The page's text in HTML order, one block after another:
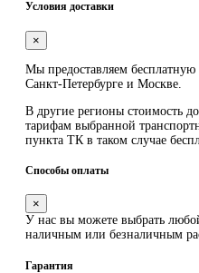
Условия доставки
×
Мы предоставляем бесплатную
Санкт-Петербурге и Москве.
В другие регионы стоимость
тарифам выбранной
пункта ТК в таком случае
Способы оплаты
×
У нас вы можете выбрать
наличным или безналичным
Гарантия